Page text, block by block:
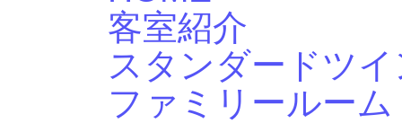
客室紹介
スタンダードツ
ファミリールーム